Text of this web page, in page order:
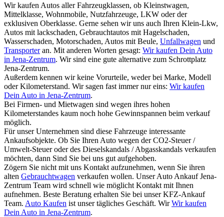
Wir kaufen Autos aller Fahrzeugklassen, ob Kleinstwagen,
Mittelklasse, Wohnmobile, Nutzfahrzeuge, LKW oder der
exklusiven Oberklasse. Gerne sehen wir uns auch Ihren Klein-Lkw,
Autos mit lackschaden, Gebrauchtautos mit Hagelschaden,
Wasserschaden, Motorschaden, Autos mit Beule, Unfallwagen und
Transporteran. Mit anderen Worten gesagt: Wir kaufen Dein Auto
in Jena-Zentrum. Wir sind eine gute alternative zum Schrottplatz
Jena-Zentrum.
Außerdem kennen wir keine Vorurteile, weder bei Marke, Modell
oder Kilometerstand. Wir sagen fast immer nur eins: Wir kaufen
Dein Auto in Jena-Zentrum.
Bei Firmen- und Mietwagen sind wegen ihres hohen
Kilometerstandes kaum noch hohe Gewinnspannen beim verkauf
möglich.
Für unser Unternehmen sind diese Fahrzeuge interessante
Ankaufsobjekte. Ob Sie Ihren Auto wegen der CO2-Steuer /
Umwelt-Steuer oder des Dieselskandals / Abgasskandals verkaufen
möchten, dann Sind Sie bei uns gut aufgehoben.
Zögern Sie nicht mit uns Kontakt aufzunehmen, wenn Sie ihren
alten Gebrauchtwagen verkaufen wollen. Unser Auto Ankauf Jena-
Zentrum Team wird schnell wie möglicht Kontakt mit Ihnen
aufnehmen. Beste Beratung erhalten Sie bei unser KFZ-Ankauf
Team. Auto Kaufen ist unser tägliches Geschäft. WirWir kaufen
Dein Auto in Jena-Zentrum.